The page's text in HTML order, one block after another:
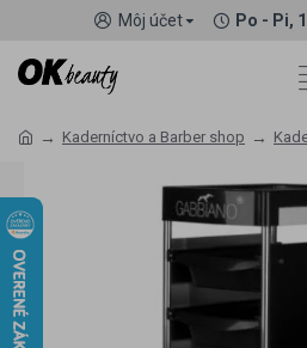
Môj účet Po - Pi,
Kaderníctvo a Barber shop